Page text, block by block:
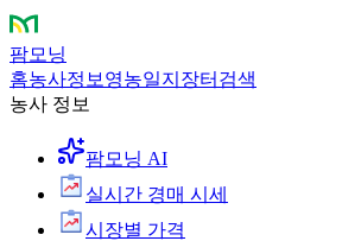
팜모닝
홈농사정보 영농일지 장터 검색
농사 정보
팜모닝 AI
실시간 경매 시세
시장별 가격